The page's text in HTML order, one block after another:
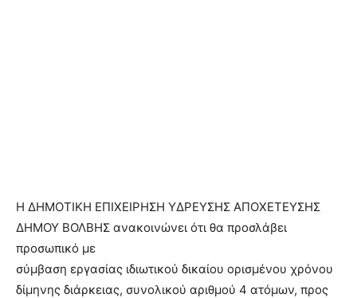
Η ΔΗΜΟΤΙΚΗ ΕΠΙΧΕΙΡΗΣΗ ΥΔΡΕΥΣΗΣ ΑΠΟΧΕΤΕΥΣΗΣ
ΔΗΜΟΥ ΒΟΛΒΗΣ ανακοινώνει ότι θα προσλάβει
προσωπικό με
σύμβαση εργασίας ιδιωτικού δικαίου ορισμένου χρόνου
δίμηνης διάρκειας, συνολικού αριθμού 4 ατόμων, προς